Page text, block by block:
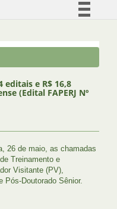
Comunica BR
Acesso à informação
Legislação
editais e R$ 16,8
(Edital FAPERJ Nº
26 de maio, as chamadas
Treinamento e
Visitante (PV),
Pós-Doutorado Sênior.